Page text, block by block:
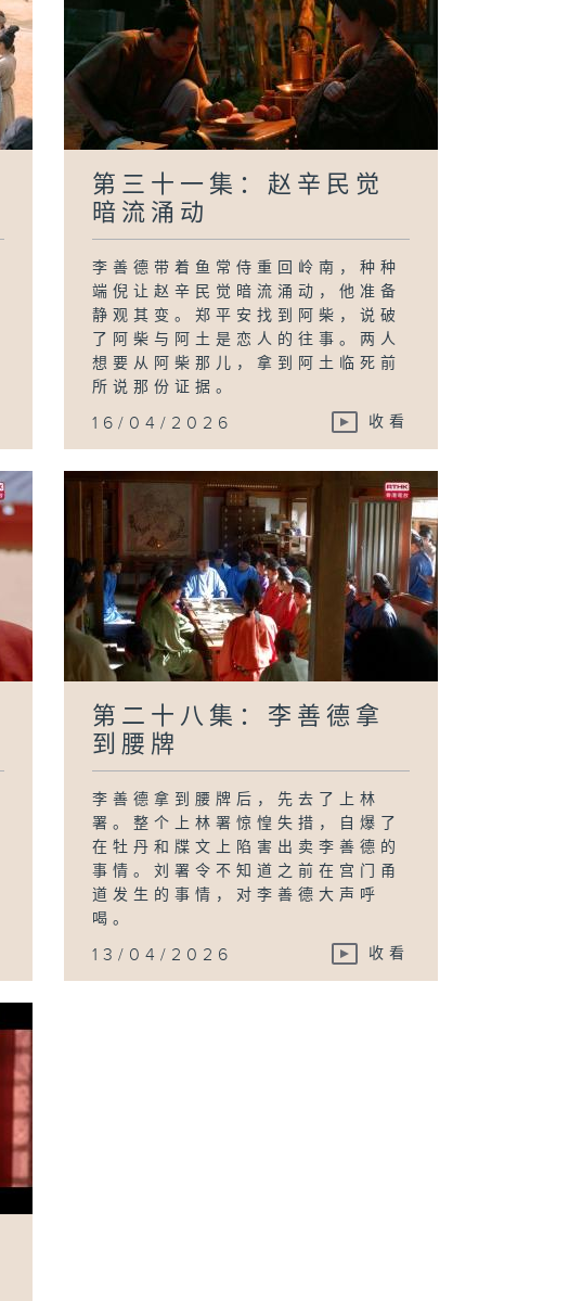
第三十一集：赵辛民觉
暗流涌动
李善德带着鱼常侍重回岭南，种种
端倪让赵辛民觉暗流涌动，他准备
静观其变。郑平安找到阿柴，说破
了阿柴与阿土是恋人的往事。两人
想要从阿柴那儿，拿到阿土临死前
所说那份证据。
16/04/2026 收看
第二十八集：李善德拿
到腰牌
李善德拿到腰牌后，先去了上林
署。整个上林署惊惶失措，自爆了
在牡丹和牒文上陷害出卖李善德的
事情。刘署令不知道之前在宫门甬
道发生的事情，对李善德大声呼
喝。
13/04/2026 收看